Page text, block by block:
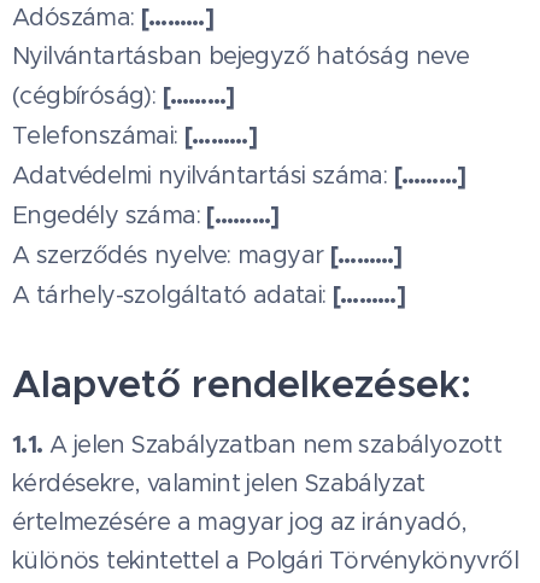
Adószáma: [………]
Nyilvántartásban bejegyző hatóság neve
(cégbíróság): [………]
Telefonszámai: [………]
Adatvédelmi nyilvántartási száma: [………]
Engedély száma: [………]
A szerződés nyelve: magyar[………]
A tárhely-szolgáltató adatai: [………]
Alapvető rendelkezések:
1.1. A jelen Szabályzatban nem szabályozott
kérdésekre, valamint jelen Szabályzat
értelmezésére a magyar jog az irányadó,
különös tekintettel a Polgári Törvénykönyvről